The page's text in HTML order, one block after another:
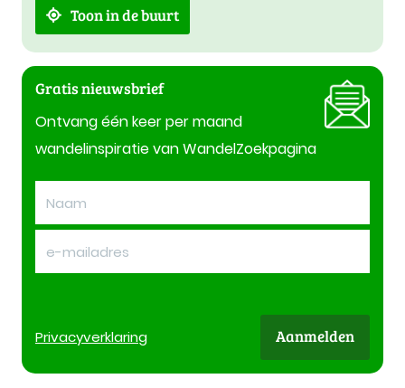
Toon in de buurt
Gratis nieuwsbrief
Ontvang één keer per maand
wandelinspiratie van WandelZoekpagina
Privacyverklaring Aanmelden